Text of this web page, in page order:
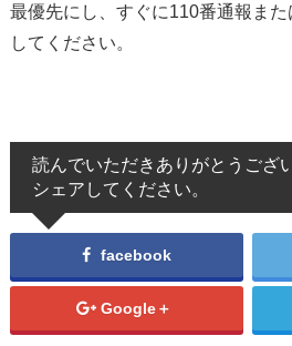
最優先にし、すぐに110番通報ま
してください。
読んでいただきありがとうござ
シェアしてください。
facebook
Google＋